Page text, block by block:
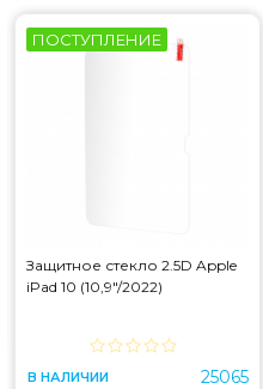
ПОСТУПЛЕНИЕ
Защитное стекло 2.5D Apple
iPad 10 (10,9"/2022)
В НАЛИЧИИ 25065